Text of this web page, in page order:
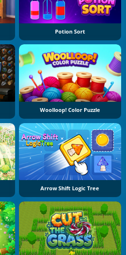
Potion Sort
Woolloop! Color Puzzle
Arrow Shift Logic Tree